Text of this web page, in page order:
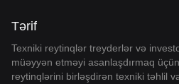
Tərif
Texniki reytinqlər treyderlər və
müəyyən etməyi asanlaşdırmaq
reytinqlərini birləşdirən texniki təhlil